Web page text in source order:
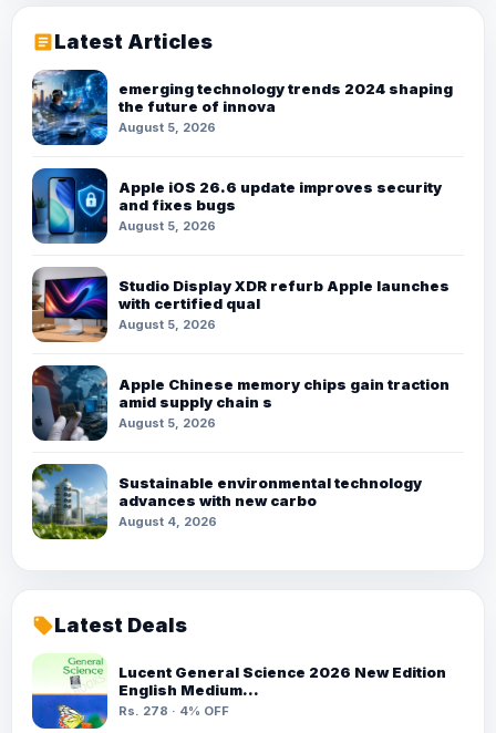
articleLatest Articles
emerging technology trends 2024 shaping
the future of innova
August 5, 2026
Apple iOS 26.6 update improves security
and fixes bugs
August 5, 2026
Studio Display XDR refurb Apple launches
with certified qual
August 5, 2026
Apple Chinese memory chips gain traction
amid supply chain s
August 5, 2026
Sustainable environmental technology
advances with new carbo
August 4, 2026
local_offerLatest Deals
Lucent General Science 2026 New Edition
English Medium…
Rs. 278 · 4% OFF